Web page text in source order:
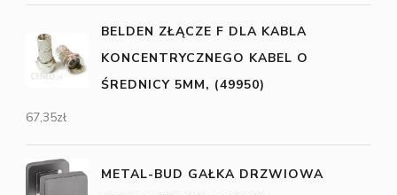
BELDEN ZŁĄCZE F DLA KABLA
KONCENTRYCZNEGO KABEL O
ŚREDNICY 5MM, (49950)
67,35zł
METAL-BUD GAŁKA DRZWIOWA